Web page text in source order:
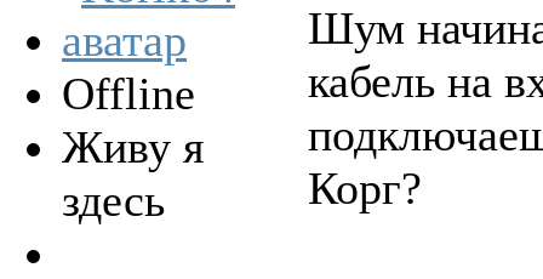
Offline
Живу я
здесь
Шум
кабель на
Корг?